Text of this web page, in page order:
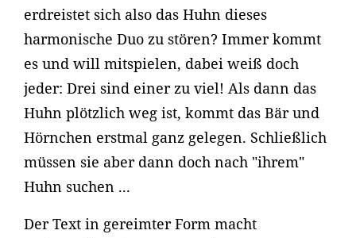
erdreistet sich also das Huhn dieses
harmonische Duo zu stören? Immer kommt
es und will mitspielen, dabei weiß doch
jeder: Drei sind einer zu viel! Als dann das
Huhn plötzlich weg ist, kommt das Bär und
Hörnchen erstmal ganz gelegen. Schließlich
müssen sie aber dann doch nach "ihrem"
Huhn suchen ...
Der Text in gereimter Form macht